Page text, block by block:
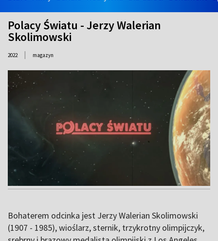
Polacy Światu - Jerzy Walerian
Skolimowski
2022 | magazyn
Bohaterem odcinka jest Jerzy Walerian Skolimowski
(1907 - 1985), wioślarz, sternik, trzykrotny olimpijczyk,